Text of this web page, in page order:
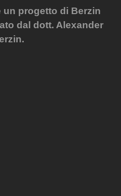
progetto di Berzin
dal dott. Alexander